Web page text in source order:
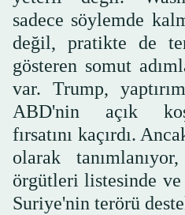
sadece söylemde
değil, pratikte de
gösteren somut
var. Trump,
ABD'nin açık
fırsatını kaçırdı.
olarak
örgütleri listesinde
Suriye'nin terörü